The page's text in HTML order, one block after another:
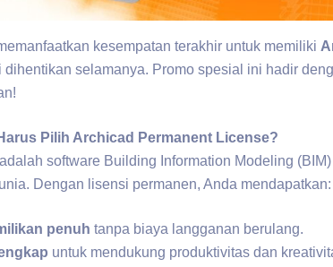
kesempatan terakhir untuk memiliki
dihentikan selamanya. Promo spesial ini hadir
Pilih Archicad Permanent License?
software Building Information Modeling
Dengan lisensi permanen, Anda mendapatkan:
penuh tanpa biaya langganan berulang.
untuk mendukung produktivitas dan